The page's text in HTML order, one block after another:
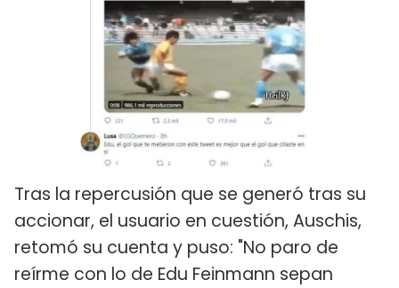
Tras la repercusión que se generó tras su
accionar, el usuario en cuestión, Auschis,
retomó su cuenta y puso: "No paro de
reírme con lo de Edu Feinmann sepan